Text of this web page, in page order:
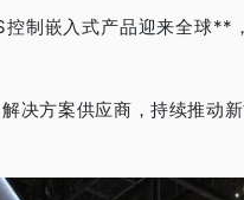
控制嵌入式产品迎来全球**
方案供应商，持续推动新